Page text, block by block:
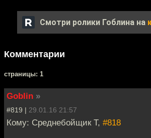
Смотри ролики Гоблина на
Комментарии
cтраницы: 1
Goblin »
#819 | 29.01.16 21:57
Кому: Среднебойщик Т, #818